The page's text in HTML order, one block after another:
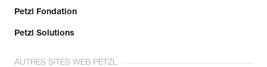
Petzl Fondation
Petzl Solutions
AUTRES SITES WEB PETZL